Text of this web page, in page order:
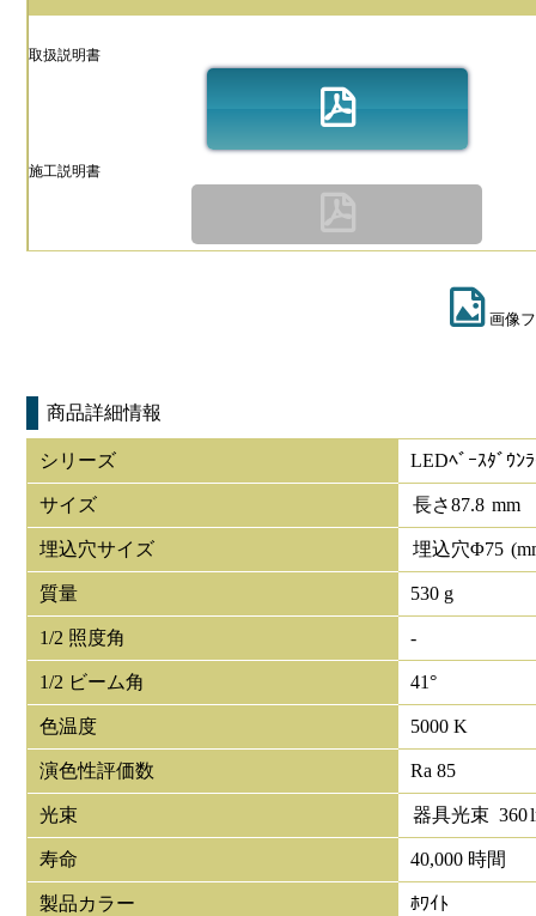
取扱説明書
施工説明書
画像
商品詳細情報
シリーズ LEDﾍﾞｰｽﾀﾞｳﾝ
サイズ 長さ87.8 mm
埋込穴サイズ 埋込穴Φ75
質量 530 g
1/2 照度角 -
1/2 ビーム角 41°
色温度 5000 K
演色性評価数 Ra 85
光束 器具光束 360
寿命 40,000 時間
製品カラー ﾎﾜｲﾄ